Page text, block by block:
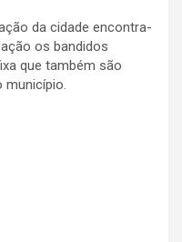
da cidade encontra-
os bandidos
que também são
município.